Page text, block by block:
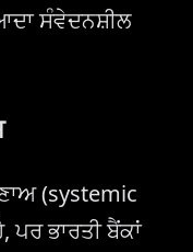
ਸੰਵੇਦਨਸ਼ੀਲ
(systemic
ਪਰ ਭਾਰਤੀ ਬੈਂਕਾਂ